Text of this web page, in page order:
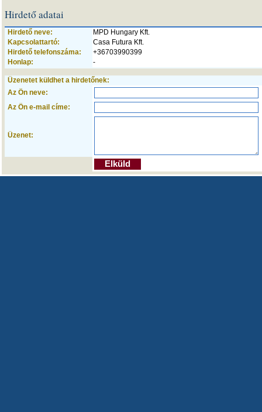
Hirdető adatai
Hirdető neve:
MPD Hungary Kft.
Kapcsolattartó:
Casa Futura Kft.
Hirdető telefonszáma:
+36703990399
Honlap:
-
Üzenetet küldhet a hirdetőnek:
Az Ön neve:
Az Ön e-mail címe:
Üzenet: